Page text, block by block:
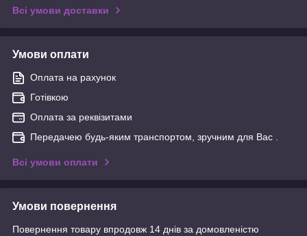
Всі умови доставки
Умови оплати
Оплата на рахунок
Готівкою
Оплата за реквізитами
Передачею будь-яким транспортом, зручним для Вас .
Всі умови оплати
Умови повернення
Повернення товару впродовж 14 днів за домовленістю